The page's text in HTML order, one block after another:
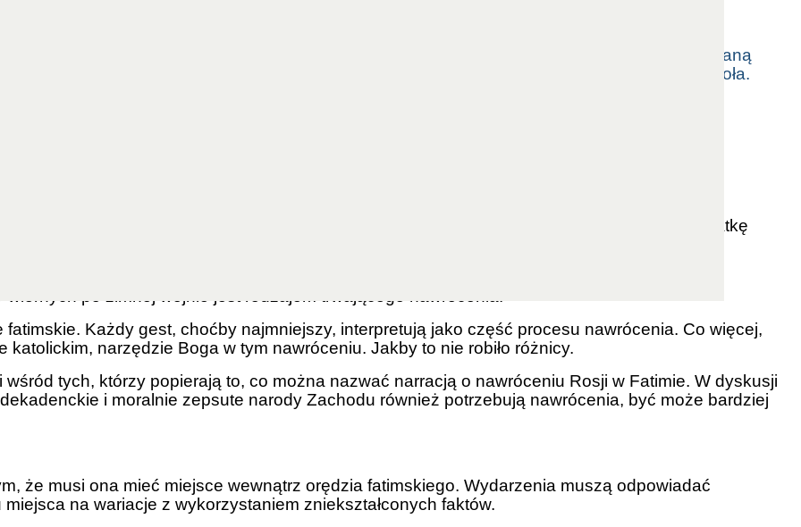
ponownie znalazło się w centrum dyskusji.
się do Rosji i jej błędów, są tłem aktualnych wydarzeń na Ukrainie:
„Jeśli moje prośby zostaną
nie, [kraj ten] rozpowszechni swe błędy po świecie, wywołując wojny i prześladowania Kościoła.
wiele wycierpieć, różne narody będą unicestwione”.
Rosji po poświęceniu tego narodu Jej Niepokalanemu Sercu.
komunizmu. Rosja rzeczywiście szerzyła je na całym świecie od 1917 roku.
na zaczął krążyć błędny pogląd, że było to nawrócenie Rosji przewidziane przez Matkę
Władimira Putina.
jakiegoś pozoru porządku na ziemi sparaliżowanej przez siedem dekad rządów ateistów
wiernych po zimnej wojnie jest rodzajem trwającego nawrócenia.
Każdy gest, choćby najmniejszy, interpretują jako część procesu nawrócenia. Co więcej,
narzędzie Boga w tym nawróceniu. Jakby to nie robiło różnicy.
tych, którzy popierają to, co można nazwać narracją o nawróceniu Rosji w Fatimie. W dyskusji
i moralnie zepsute narody Zachodu również potrzebują nawrócenia, być może bardziej
że musi ona mieć miejsce wewnątrz orędzia fatimskiego. Wydarzenia muszą odpowiadać
na wariacje z wykorzystaniem zniekształconych faktów.